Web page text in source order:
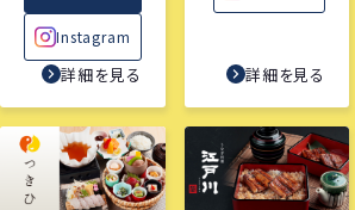
Instagram
詳細を見る 詳細を見る